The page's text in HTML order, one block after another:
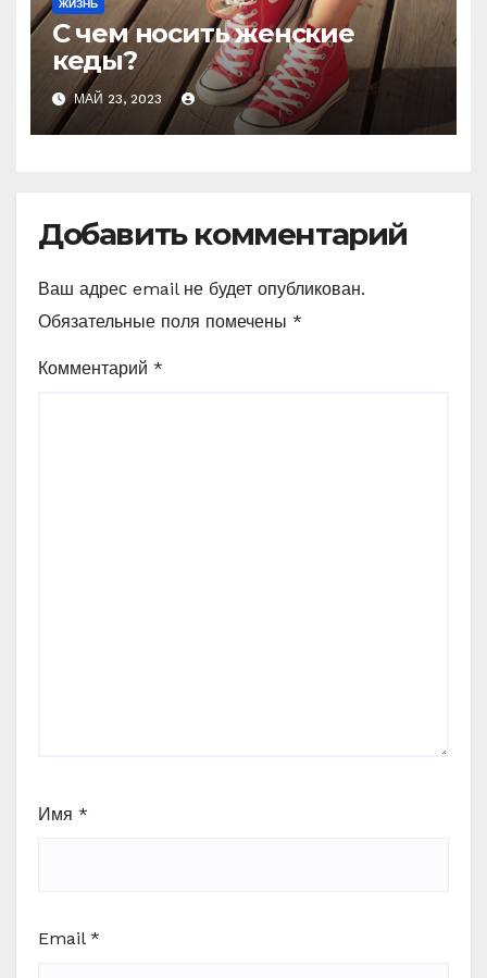
ЖИЗНЬ
С чем носить женские
кеды?
МАЙ 23, 2023
Добавить комментарий
Ваш адрес email не будет опубликован.
Обязательные поля помечены *
Комментарий *
Имя *
Email *